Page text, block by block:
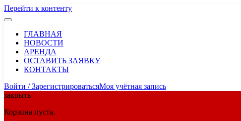
Перейти к контенту
ГЛАВНАЯ
НОВОСТИ
АРЕНДА
ОСТАВИТЬ ЗАЯВКУ
КОНТАКТЫ
Войти / ЗарегистрироватьсяМоя учётная запись
закрыть
Корзина пуста.